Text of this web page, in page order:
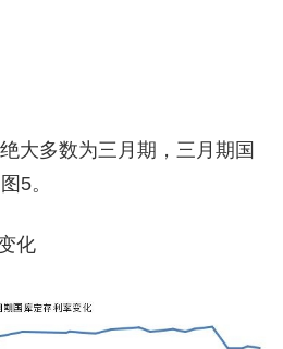
大多数为三月期，三月期国
5。
化